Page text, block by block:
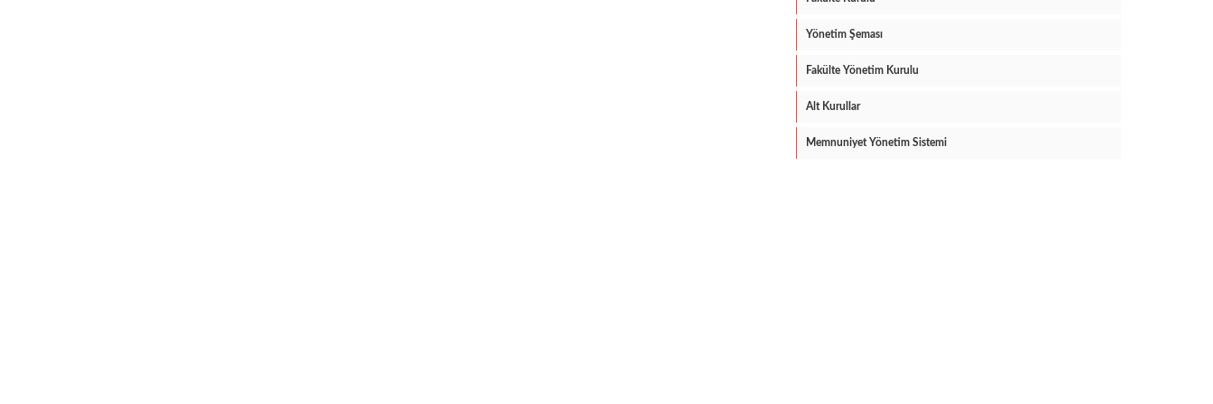
Yönetim Şeması
Fakülte Yönetim Kurulu
Alt Kurullar
Memnuniyet Yönetim Sistemi